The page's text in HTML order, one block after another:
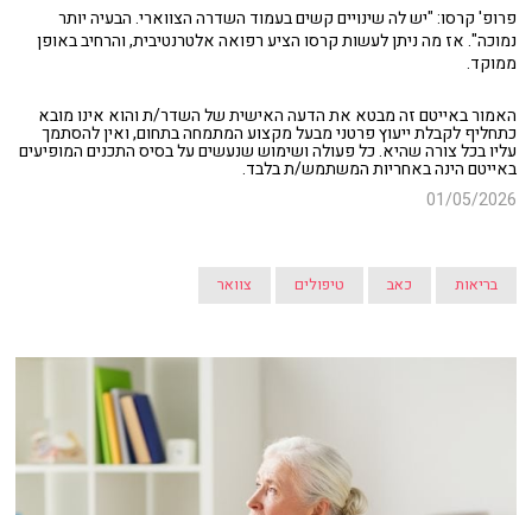
פרופ' קרסו: "יש לה שינויים קשים בעמוד השדרה הצווארי. הבעיה יותר
נמוכה". אז מה ניתן לעשות קרסו הציע רפואה אלטרנטיבית, והרחיב באופן
ממוקד.
האמור באייטם זה מבטא את הדעה האישית של השדר/ת והוא אינו מובא
כתחליף לקבלת ייעוץ פרטני מבעל מקצוע המתמחה בתחום, ואין להסתמך
עליו בכל צורה שהיא. כל פעולה ושימוש שנעשים על בסיס התכנים המופיעים
באייטם הינה באחריות המשתמש/ת בלבד.
01/05/2026
בריאות כאב טיפולים צוואר